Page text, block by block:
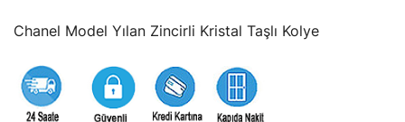
243,75₺.
Chanel Model Yılan Zincirli Kristal Taşlı Kolye